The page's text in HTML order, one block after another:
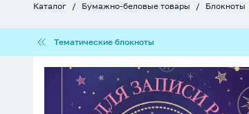
крошки
Каталог Бумажно-беловые товары Блокноты
блокноты
Тематические блокноты
Блокнот
140*200мм